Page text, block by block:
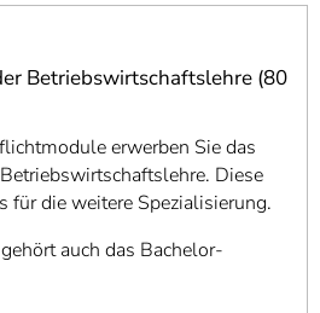
Betriebswirtschaftslehre (80
erwerben Sie das
Diese
für die weitere Spezialisierung.
auch das Bachelor-